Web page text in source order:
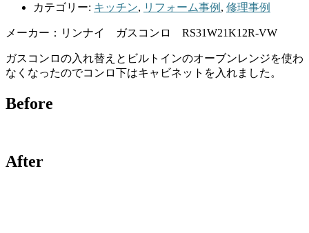
カテゴリー: キッチン, リフォーム事例 , 修理事例
メーカー：リンナイ ガスコンロ RS31W21K12R-VW
ガスコンロの入れ替えとビルトインのオーブンレンジを使わ
なくなったのでコンロ下はキャビネットを入れました。
Before
After